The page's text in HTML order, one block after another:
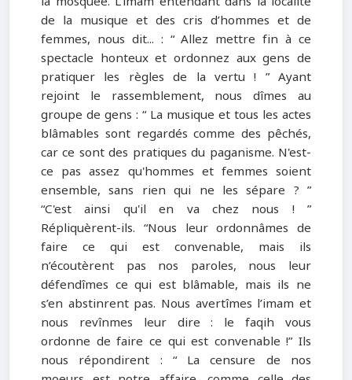
de la musique et des cris d’hommes et de
femmes, nous dit... : “ Allez mettre fin à ce
spectacle honteux et ordonnez aux gens de
pratiquer les règles de la vertu ! ” Ayant
rejoint le rassemblement, nous dîmes au
groupe de gens : “ La musique et tous les actes
blâmables sont regardés comme des pêchés,
car ce sont des pratiques du paganisme. N'est-
ce pas assez qu'hommes et femmes soient
ensemble, sans rien qui ne les sépare ? ”
“C'est ainsi qu'il en va chez nous ! ”
Répliquèrent-ils. “Nous leur ordonnâmes de
faire ce qui est convenable, mais ils
n’écoutèrent pas nos paroles, nous leur
défendîmes ce qui est blâmable, mais ils ne
s’en abstinrent pas. Nous avertîmes l’imam et
nous revînmes leur dire : le faqih vous
ordonne de faire ce qui est convenable !” Ils
nous répondirent : “ La censure de nos